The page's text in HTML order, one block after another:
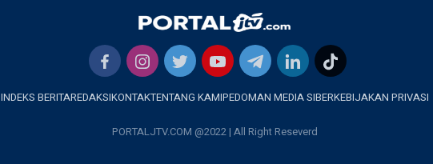
INDEKS BERITAREDAKSIKONTAKTENTANG KAMIPEDOMAN MEDIA SIBERKEBIJAKAN PRIVASI
PORTALJTV.COM @2022 | All Right Reseverd